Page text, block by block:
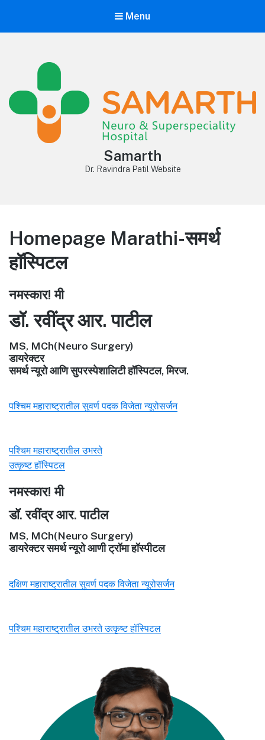
Menu
Samarth
Dr. Ravindra Patil Website
Homepage Marathi-समर्थ
हॉस्पिटल
नमस्कार! मी
डॉ. रवींद्र आर. पाटील
MS, MCh(Neuro Surgery)
डायरेक्टर
समर्थ न्यूरो आणि सुपरस्पेशालिटी हॉस्पिटल, मिरज.
पश्चिम महाराष्ट्रातील सुवर्ण पदक विजेता न्यूरोसर्जन
पश्चिम महाराष्ट्रातील उभरते
उत्कृष्ट हॉस्पिटल
नमस्कार! मी
डॉ. रवींद्र आर. पाटील
MS, MCh(Neuro Surgery)
डायरेक्टर समर्थ न्यूरो आणी ट्रॉमा हॉस्पीटल
दक्षिण महाराष्ट्रातील सुवर्ण पदक विजेता न्यूरोसर्जन
पश्चिम महाराष्ट्रातील उभरते उत्कृष्ट हॉस्पिटल